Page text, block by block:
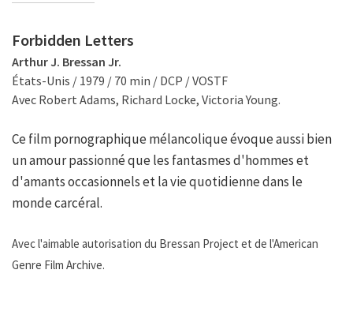
Forbidden Letters
Arthur J. Bressan Jr.
États-Unis / 1979 / 70 min / DCP / VOSTF
Avec Robert Adams, Richard Locke, Victoria Young.
Ce film pornographique mélancolique évoque aussi bien
un amour passionné que les fantasmes d'hommes et
d'amants occasionnels et la vie quotidienne dans le
monde carcéral.
Avec l'aimable autorisation du Bressan Project et de l'American
Genre Film Archive.